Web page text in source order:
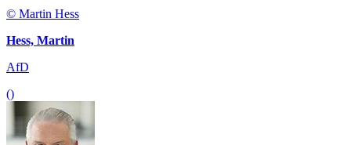
© Martin Hess
Hess, Martin
AfD
()